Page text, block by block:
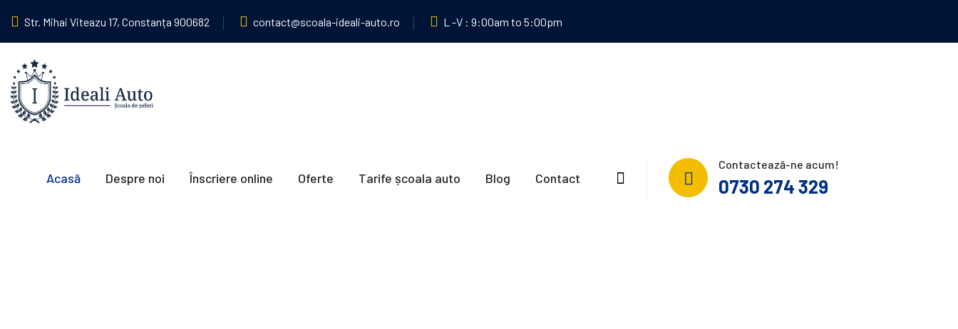
Str. Mihai Viteazu 17, Constanța 900682 contact@scoala-ideali-auto.ro L -V : 9:00am to 5:00pm
Acasă Despre noi Înscriere online Oferte Tarife școala auto Blog Contact
Contactează-ne acum!
0730 274 329